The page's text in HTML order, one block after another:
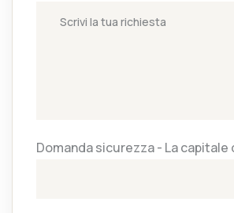
Domanda sicurezza - La capitale